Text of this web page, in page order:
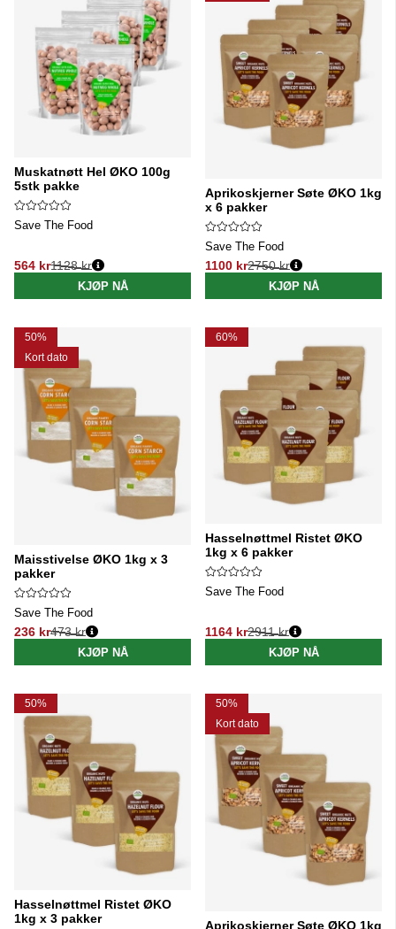
Muskatnøtt Hel ØKO 100g
5stk pakke
Save The Food
564 kr
Vanlig pris:
1128 kr
KJØP NÅ
Aprikoskjerner Søte ØKO 1kg
x 6 pakker
Save The Food
1100 kr
Vanlig pris:2750 kr
KJØP NÅ
50%
Kort dato
Maisstivelse ØKO 1kg x 3
pakker
Save The Food
236 kr
Vanlig pris:
473 kr
KJØP NÅ
60%
Hasselnøttmel Ristet ØKO
1kg x 6 pakker
Save The Food
1164 kr
Vanlig pris:2911 kr
KJØP NÅ
50%
Hasselnøttmel Ristet ØKO
1kg x 3 pakker
50%
Kort dato
Aprikoskjerner Søte ØKO 1kg